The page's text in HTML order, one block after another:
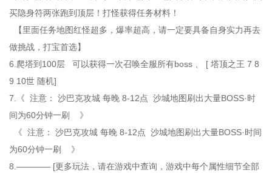
买隐身符两张跑到顶层！打怪获得任务材料！
【里面任务地图红怪超多，爆率超高，请一定要具备自身实力再去
做挑战，打宝首选】
6.爬塔到100层 可以获得一次召唤全服所有boss 、 [ 塔顶之王 7 8
9 10世 随机]
7.《 注意： 沙巴克攻城 每晚 8-12点 沙城地图刷出大量BOSS·时
间为60分钟一刷 》
《 注意： 沙巴克攻城 每晚 8-12点 沙城地图刷出大量BOSS·时间
为60分钟一刷 》
8.———— [更多玩法，请在游戏中查询，游戏中每个属性细节全部